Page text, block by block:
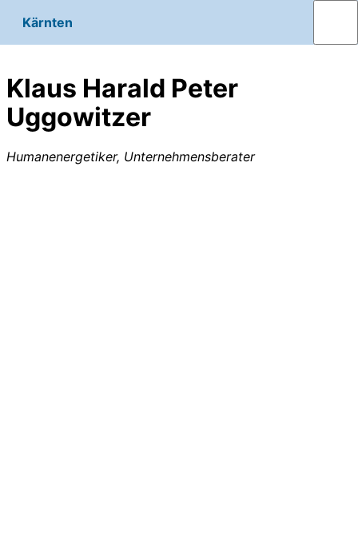
Kärnten
Klaus Harald Peter
Uggowitzer
Humanenergetiker, Unternehmensberater